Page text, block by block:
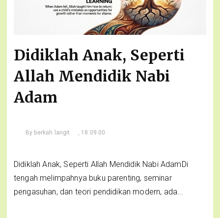
Didiklah Anak, Seperti
Allah Mendidik Nabi
Adam
By berkah langit , 18.09.00
Didiklah Anak, Seperti Allah Mendidik Nabi AdamDi
tengah melimpahnya buku parenting, seminar
pengasuhan, dan teori pendidikan modern, ada...